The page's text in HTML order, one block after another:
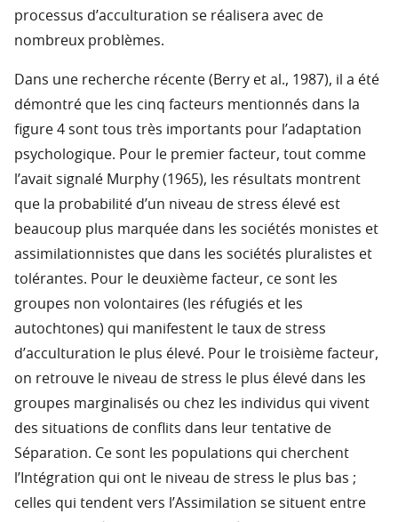
processus d’acculturation se réalisera avec de
nombreux problèmes.
Dans une recherche récente (Berry et al., 1987), il a été
démontré que les cinq facteurs mentionnés dans la
figure 4 sont tous très importants pour l’adaptation
psychologique. Pour le premier facteur, tout comme
l’avait signalé Murphy (1965), les résultats montrent
que la probabilité d’un niveau de stress élevé est
beaucoup plus marquée dans les sociétés monistes et
assimilationnistes que dans les sociétés pluralistes et
tolérantes. Pour le deuxième facteur, ce sont les
groupes non volontaires (les réfugiés et les
autochtones) qui manifestent le taux de stress
d’acculturation le plus élevé. Pour le troisième facteur,
on retrouve le niveau de stress le plus élevé dans les
groupes marginalisés ou chez les individus qui vivent
des situations de conflits dans leur tentative de
Séparation. Ce sont les populations qui cherchent
l’Intégration qui ont le niveau de stress le plus bas ;
celles qui tendent vers l’Assimilation se situent entre